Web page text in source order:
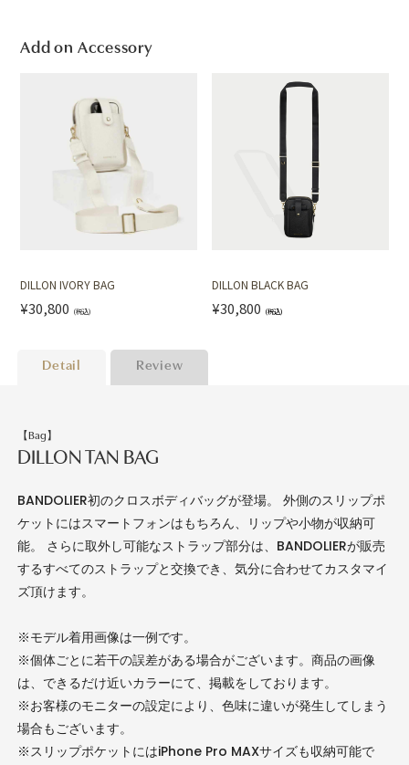
Add on Accessory
DILLON IVORY BAG
¥30,800 (税込)
DILLON BLACK BAG
¥30,800 (税込)
Detail Review
【Bag】
DILLON TAN BAG
BANDOLIER初のクロスボディバッグが登場。 外側のスリップポ
ケットにはスマートフォンはもちろん、リップや小物が収納可
能。 さらに取外し可能なストラップ部分は、BANDOLIERが販売
するすべてのストラップと交換でき、気分に合わせてカスタマイ
ズ頂けます。
※モデル着用画像は一例です。
※個体ごとに若干の誤差がある場合がございます。商品の画像
は、できるだけ近いカラーにて、掲載をしております。
※お客様のモニターの設定により、色味に違いが発生してしまう
場合もございます。
※スリップポケットにはiPhone Pro MAXサイズも収納可能で